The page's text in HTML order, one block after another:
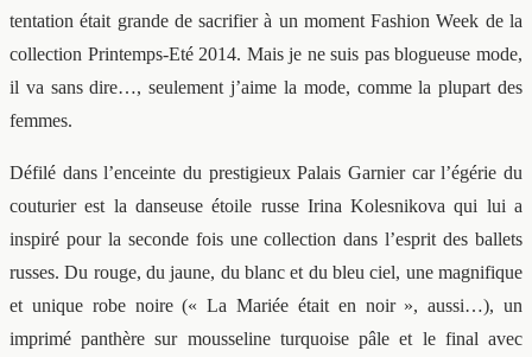
tentation était grande de sacrifier à un moment Fashion Week de la
collection Printemps-Eté 2014. Mais je ne suis pas blogueuse mode,
il va sans dire…, seulement j’aime la mode, comme la plupart des
femmes.
Défilé dans l’enceinte du prestigieux Palais Garnier car l’égérie du
couturier est la danseuse étoile russe Irina Kolesnikova qui lui a
inspiré pour la seconde fois une collection dans l’esprit des ballets
russes. Du rouge, du jaune, du blanc et du bleu ciel, une magnifique
et unique robe noire (« La Mariée était en noir », aussi…), un
imprimé panthère sur mousseline turquoise pâle et le final avec